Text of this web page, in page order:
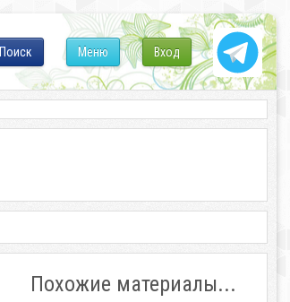
Вход
Меню
Поиск
Похожие материалы...